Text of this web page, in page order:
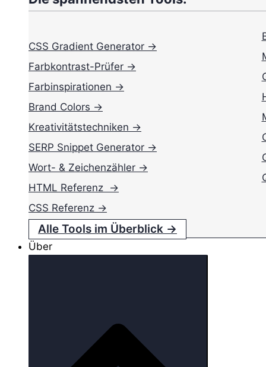
CSS Gradient Generator →
Farbkontrast-Prüfer →
Farbinspirationen →
Brand Colors →
Kreativitätstechniken →
SERP Snippet Generator →
Wort- & Zeichenzähler →
HTML Referenz →
CSS Referenz →
Alle Tools im Überblick →
Über